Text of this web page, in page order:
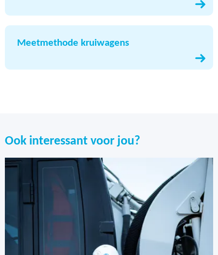
persoonlijke
arbocatalogi.
Meetmethode kruiwagens
Ook interessant voor jou?